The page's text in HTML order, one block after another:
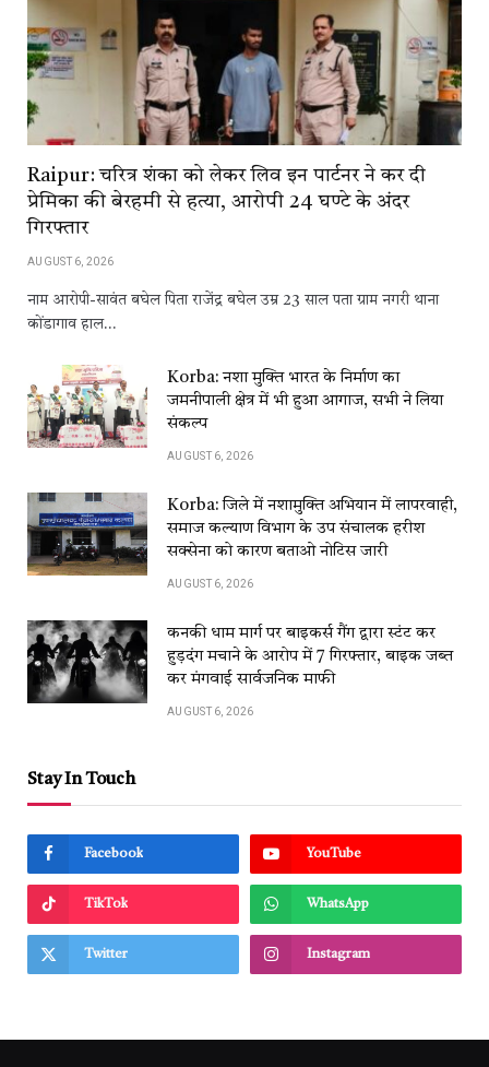
Raipur: चरित्र शंका को लेकर लिव इन पार्टनर ने कर दी
प्रेमिका की बेरहमी से हत्या, आरोपी 24 घण्टे के अंदर
गिरफ्तार
AUGUST 6, 2026
नाम आरोपी-सावंत बघेल पिता राजेंद्र बघेल उम्र 23 साल पता ग्राम नगरी थाना
कोंडागाव हाल…
Korba: नशा मुक्ति भारत के निर्माण का
जमनीपाली क्षेत्र में भी हुआ आगाज, सभी ने लिया
संकल्प
AUGUST 6, 2026
Korba: जिले में नशामुक्ति अभियान में लापरवाही,
समाज कल्याण विभाग के उप संचालक हरीश
सक्सेना को कारण बताओ नोटिस जारी
AUGUST 6, 2026
कनकी धाम मार्ग पर बाइकर्स गैंग द्वारा स्टंट कर
हुड़दंग मचाने के आरोप में 7 गिरफ्तार, बाइक जब्त
कर मंगवाई सार्वजनिक माफी
AUGUST 6, 2026
Stay In Touch
Facebook YouTube
TikTok WhatsApp
Twitter Instagram